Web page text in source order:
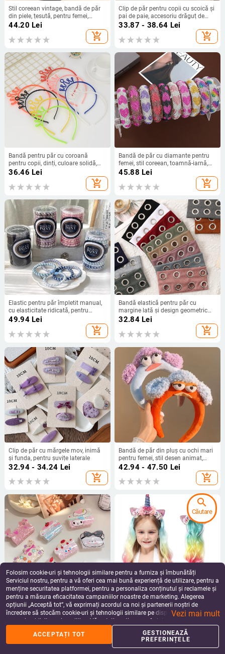
Stil coreean vintage, bandă de păr
din piele, țesută, pentru femei,
accesorii de păr 2025
44.20 Lei
add_shopping_cart
Clip de păr pentru copii cu scoică și
pai de paie, accesoriu drăguț de
plajă cu ornament stea de mare
33.87 - 38.64 Lei
add_shopping_cart
Bandă pentru păr cu coroană
pentru copii, dinți, culoare solidă,
accesoriu drăguț de prințesă
36.46 Lei
add_shopping_cart
Bandă de păr cu diamante pentru
femei, stil coreean, toamnă-iarnă,
coroană înaltă
45.88 Lei
add_shopping_cart
Elastic pentru păr împletit manual,
cu elasticitate ridicată, pentru
coadă de cal, accesoriu de păr de
49.94Lei
add_shopping_cart
Bandă elastică pentru păr cu
margine lată și design geometric
perforat, unisex, accesorii sportive
32.84Lei
add_shopping_cart
Clip de păr cu mărgele mov, inimă
și funda, pentru șuvițe laterale
32.94 - 34.24 Lei
add_shopping_cart
Bandă de păr din pluș cu ochi mari
pentru femei, stil desen animat,
accesorii pentru spălarea feței,
coafare și machiaj, potrivită pentru
toamnă și iarnă
42.94 - 47.50 Lei
add_shopping_cart
Clip de păr acrilic cu design cu
cățeluș desenat, clip în formă de
rechin — accesoriu pentru partea
din spate a capului pentru femei
35.05Lei
add_shopping_cart
Diademă unicorn cu curcubeu și
urechi de pisică, accesoriu pentru
păr pentru petreceri, lucrat manual
65.74 - 83.09 Lei
add_shopping_cart
Folosim cookie-uri și tehnologii similare pentru a furniza și îmbunătăți
Serviciul nostru, pentru a vă oferi cea mai bună experiență de utilizare, pentru a
menține securitatea platformei, pentru a personaliza conținutul și reclamele și
pentru a măsura eficacitatea campaniilor noastre de marketing. Alegerea
opțiunii „Acceptă tot”, vă exprimați acordul ca noi și partenerii noștri de
încredere să stocăm cookie-uri și tehnologii similare pe dispozitivul dvs. în
scopuri publicitare și analitice. Vă puteți gestiona preferințele în orice moment
făcând clic pe „Gestionează preferințele”. Pentru mai multe informații, vă
rugăm să consultațiPolitica noastră de confidențialitate.
Vezi mai mult
ACCEPTAȚI TOT
GESTIONEAZĂ
PREFERINȚELE
search
Căutare